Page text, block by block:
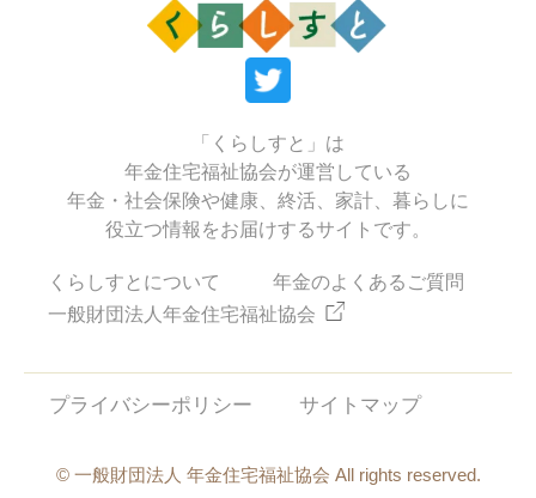
「くらしすと」は
年金住宅福祉協会が運営している
年金・社会保険や健康、終活、家計、暮らしに
役立つ情報をお届けするサイトです。
くらしすとについて
年金のよくあるご質問
一般財団法人年金住宅福祉協会
プライバシーポリシー サイトマップ
© 一般財団法人 年金住宅福祉協会 All rights reserved.